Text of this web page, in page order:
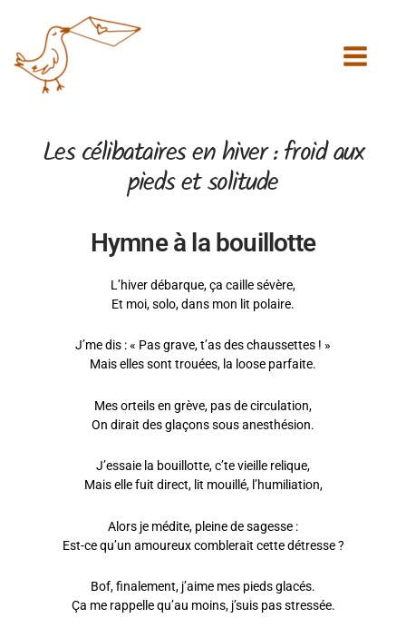
contenu
Les célibataires en hiver : froid aux
pieds et solitude
Hymne à la bouillotte
L’hiver débarque, ça caille sévère,
Et moi, solo, dans mon lit polaire.
J’me dis : « Pas grave, t’as des chaussettes ! »
Mais elles sont trouées, la loose parfaite.
Mes orteils en grève, pas de circulation,
On dirait des glaçons sous anesthésion.
J’essaie la bouillotte, c’te vieille relique,
Mais elle fuit direct, lit mouillé, l’humiliation,
Alors je médite, pleine de sagesse :
Est-ce qu’un amoureux comblerait cette détresse ?
Bof, finalement, j’aime mes pieds glacés.
Ça me rappelle qu’au moins, j’suis pas stressée.